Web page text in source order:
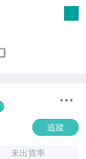
追蹤
未出貨率